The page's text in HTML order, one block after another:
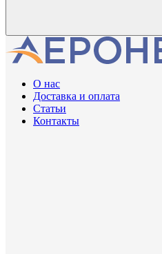
О нас
Доставка и оплата
Статьи
Контакты